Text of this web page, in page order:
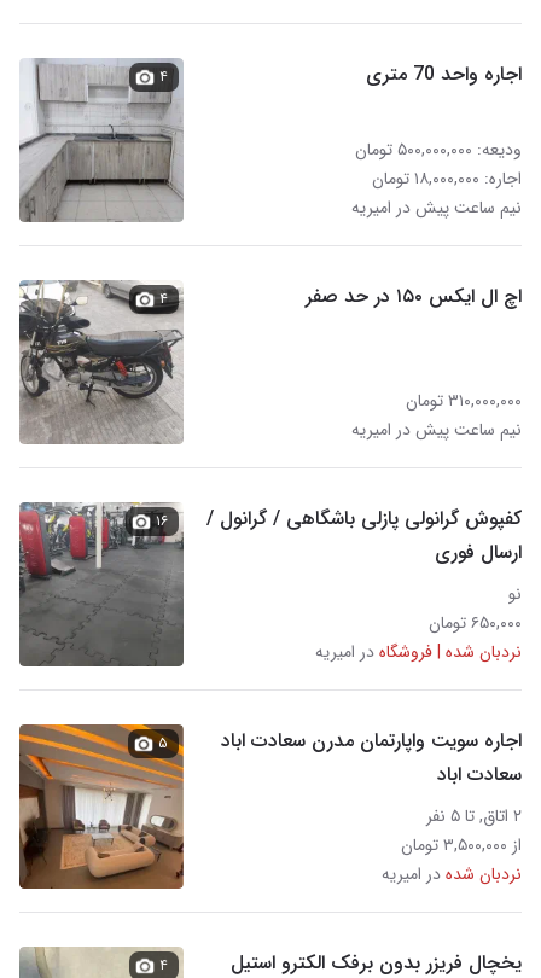
اجاره واحد 70 متری
ودیعه: ۵۰۰,۰۰۰,۰۰۰ تومان
اجاره: ۱۸,۰۰۰,۰۰۰ تومان
نیم ساعت پیش در امیریه
۴
اچ ال ایکس ۱۵۰ در حد صفر
۳۱۰,۰۰۰,۰۰۰ تومان
نیم ساعت پیش در امیریه
۴
کفپوش گرانولی پازلی باشگاهی / گرانول /
ارسال فوری
نو
۶۵۰,۰۰۰ تومان
نردبان شده | فروشگاهدر امیریه
۱۶
اجاره سویت واپارتمان مدرن سعادت اباد
سعادت اباد
۲ اتاق, تا ۵ نفر
از ۳,۵۰۰,۰۰۰ تومان
نردبان شدهدر امیریه
۵
یخچال فریزر بدون برفک الکترو استیل ۴